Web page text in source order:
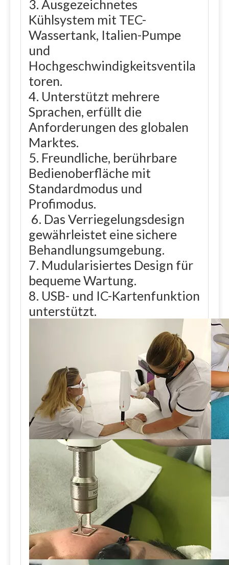
3. Ausgezeichnetes
Kühlsystem mit TEC-
Wassertank, Italien-Pumpe
und
Hochgeschwindigkeitsventila
toren.
4. Unterstützt mehrere
Sprachen, erfüllt die
Anforderungen des globalen
Marktes.
5. Freundliche, berührbare
Bedienoberfläche mit
Standardmodus und
Profimodus.
6. Das Verriegelungsdesign
gewährleistet eine sichere
Behandlungsumgebung.
7. Mudularisiertes Design für
bequeme Wartung.
8. USB- und IC-Kartenfunktion
unterstützt.